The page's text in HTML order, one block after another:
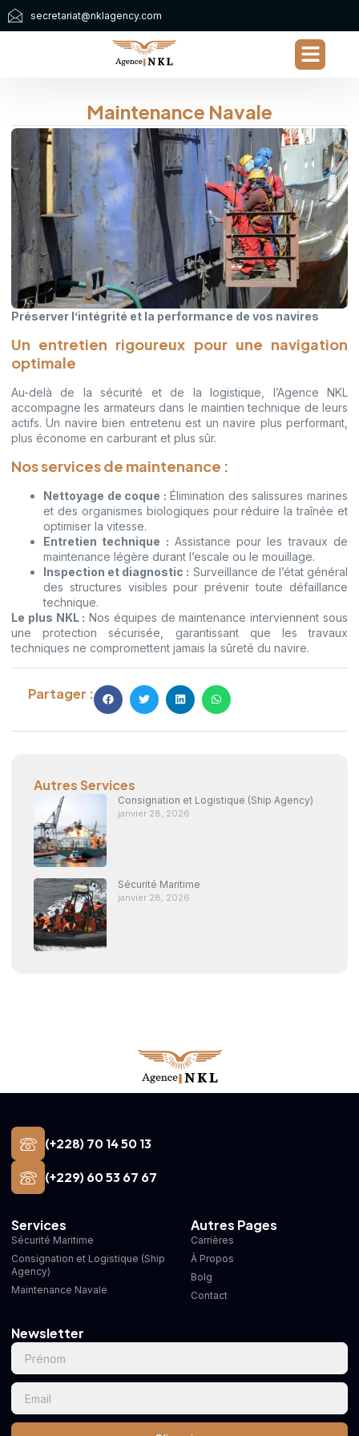
secretariat@nklagency.com
Maintenance Navale
Préserver l’intégrité et la performance de vos navires
Un entretien rigoureux pour une navigation
optimale
Au-delà de la sécurité et de la logistique, l’Agence NKL
accompagne les armateurs dans le maintien technique de leurs
actifs. Un navire bien entretenu est un navire plus performant,
plus économe en carburant et plus sûr.
Nos services de maintenance :
Nettoyage de coque : Élimination des salissures marines
et des organismes biologiques pour réduire la traînée et
optimiser la vitesse.
Entretien technique : Assistance pour les travaux de
maintenance légère durant l’escale ou le mouillage.
Inspection et diagnostic : Surveillance de l’état général
des structures visibles pour prévenir toute défaillance
technique.
Le plus NKL : Nos équipes de maintenance interviennent sous
une protection sécurisée, garantissant que les travaux
techniques ne compromettent jamais la sûreté du navire.
Partager :
Autres Services
Consignation et Logistique (Ship Agency)
janvier 28, 2026
Sécurité Maritime
janvier 28, 2026
(+228) 70 14 50 13
(+229) 60 53 67 67
Services
Sécurité Maritime
Consignation et Logistique (Ship
Agency)
Maintenance Navale
Autres Pages
Carrières
À Propos
Bolg
Contact
Newsletter